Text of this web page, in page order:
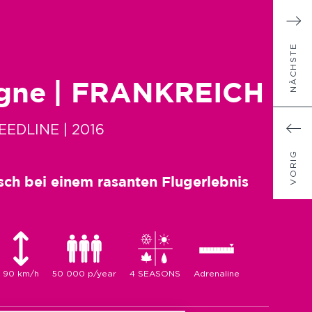
VORIG
NÄCHSTE
| FRANKREICH
| 2016
bei einem rasanten Flugerlebnis
90 km/h 50 000 p/year 4 SEASONS Adrenaline